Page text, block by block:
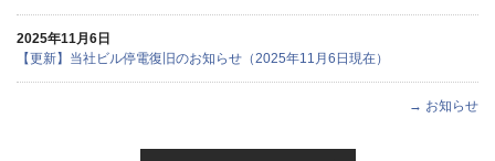
2025年11月6日
【更新】当社ビル停電復旧のお知らせ（2025年11月6日現在）
→ お知らせ